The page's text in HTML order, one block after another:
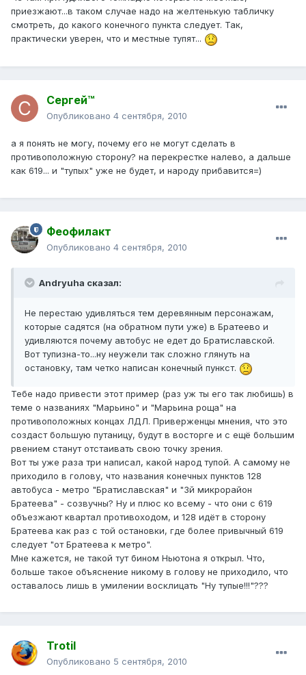
приезжают...в таком случае надо на желтенькую табличку
смотреть, до какого конечного пункта следует. Так,
практически уверен, что и местные тупят...
Сергей™
Опубликовано 4 сентября, 2010
а я понять не могу, почему его не могут сделать в
противоположную сторону? на перекрестке налево, а дальше
как 619... и "тупых" уже не будет, и народу прибавится=)
Феофилакт
Опубликовано 4 сентября, 2010
Andryuha сказал:
Не перестаю удивляться тем деревянным персонажам,
которые садятся (на обратном пути уже) в Братеево и
удивляются почему автобус не едет до Братиславской.
Вот тупизна-то...ну неужели так сложно глянуть на
остановку, там четко написан конечный пункст.
Тебе надо привести этот пример (раз уж ты его так любишь) в
теме о названиях "Марьино" и "Марьина роща" на
противоположных концах ЛДЛ. Приверженцы мнения, что это
создаст большую путаницу, будут в восторге и с ещё большим
рвением станут отстаивать свою точку зрения.
Вот ты уже раза три написал, какой народ тупой. А самому не
приходило в голову, что названия конечных пунктов 128
автобуса - метро "Братиславская" и "3й микрорайон
Братеева" - созвучны? Ну и плюс ко всему - что они с 619
объезжают квартал противоходом, и 128 идёт в сторону
Братеева как раз с той остановки, где более привычный 619
следует "от Братеева к метро".
Мне кажется, не такой тут бином Ньютона я открыл. Что,
больше такое объяснение никому в голову не приходило, что
оставалось лишь в умилении восклицать "Ну тупые!!!"???
Trotil
Опубликовано 5 сентября, 2010